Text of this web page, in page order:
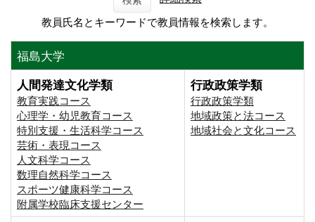
教員氏名とキーワードで教員情報を検索します。
福島大学
人間発達文化学類
教育実践コース
心理学・幼児教育コース
特別支援・生活科学コース
芸術・表現コース
人文科学コース
数理自然科学コース
スポーツ健康科学コース
附属学校臨床支援センター
行政政策学類
行政政策学類
地域政策と法コース
地域社会と文化コース